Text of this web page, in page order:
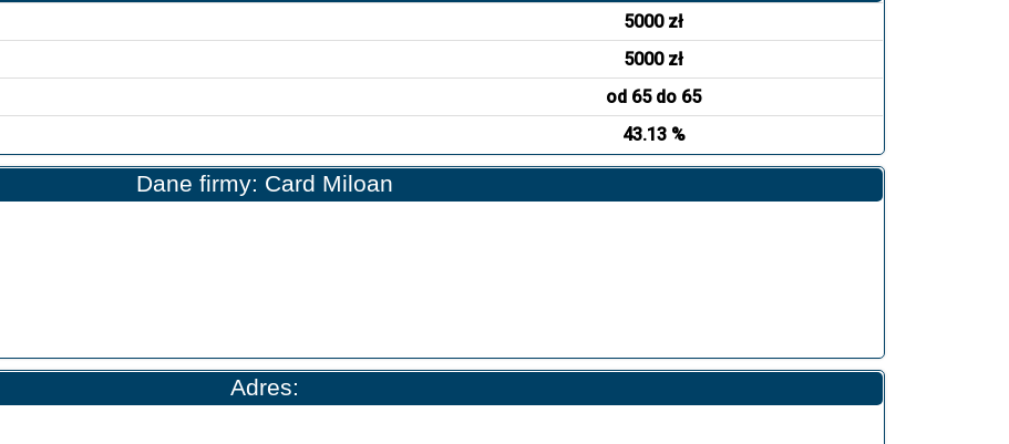
5000 zł
5000 zł
od 65 do 65
43.13 %
Dane firmy: Card Miloan
Adres: